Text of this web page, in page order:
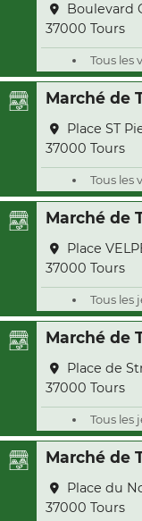
Boulevard
37000 Tours
Tous les
Marché de
Place ST
37000 Tours
Tous les
Marché de
Place
37000 Tours
Tous les
Marché de
Place de
37000 Tours
Tous les
Marché de
Place du
37000 Tours